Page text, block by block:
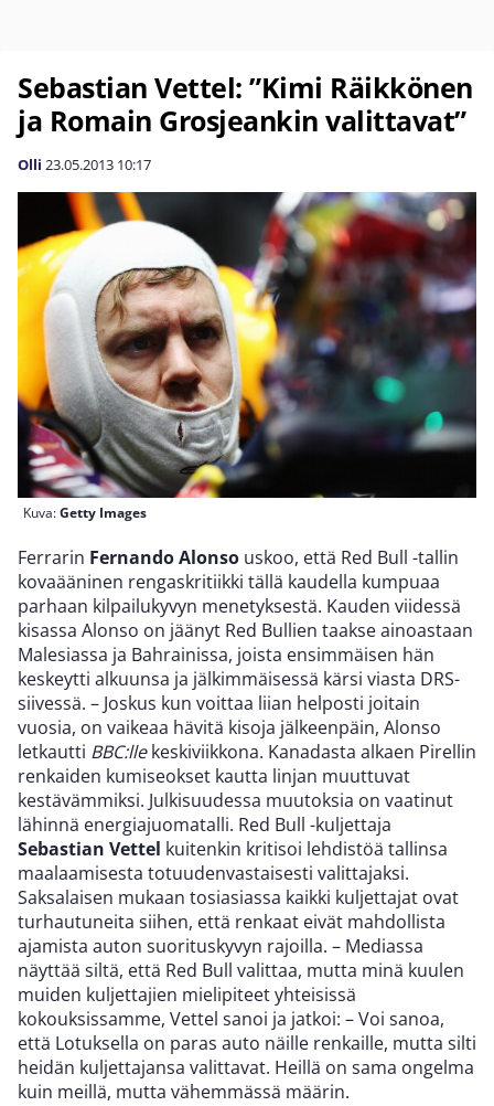
Sebastian Vettel: ”Kimi Räikkönen
ja Romain Grosjeankin valittavat”
Olli 23.05.2013 10:17
Kuva:Getty Images
Ferrarin Fernando Alonso uskoo, että Red Bull -tallin
kovaääninen rengaskritiikki tällä kaudella kumpuaa
parhaan kilpailukyvyn menetyksestä. Kauden viidessä
kisassa Alonso on jäänyt Red Bullien taakse ainoastaan
Malesiassa ja Bahrainissa, joista ensimmäisen hän
keskeytti alkuunsa ja jälkimmäisessä kärsi viasta DRS-
siivessä. – Joskus kun voittaa liian helposti joitain
vuosia, on vaikeaa hävitä kisoja jälkeenpäin, Alonso
letkautti BBC:llekeskiviikkona. Kanadasta alkaen Pirellin
renkaiden kumiseokset kautta linjan muuttuvat
kestävämmiksi. Julkisuudessa muutoksia on vaatinut
lähinnä energiajuomatalli. Red Bull -kuljettaja
Sebastian Vettel kuitenkin kritisoi lehdistöä tallinsa
maalaamisesta totuudenvastaisesti valittajaksi.
Saksalaisen mukaan tosiasiassa kaikki kuljettajat ovat
turhautuneita siihen, että renkaat eivät mahdollista
ajamista auton suorituskyvyn rajoilla. – Mediassa
näyttää siltä, että Red Bull valittaa, mutta minä kuulen
muiden kuljettajien mielipiteet yhteisissä
kokouksissamme, Vettel sanoi ja jatkoi: – Voi sanoa,
että Lotuksella on paras auto näille renkaille, mutta silti
heidän kuljettajansa valittavat. Heillä on sama ongelma
kuin meillä, mutta vähemmässä määrin.